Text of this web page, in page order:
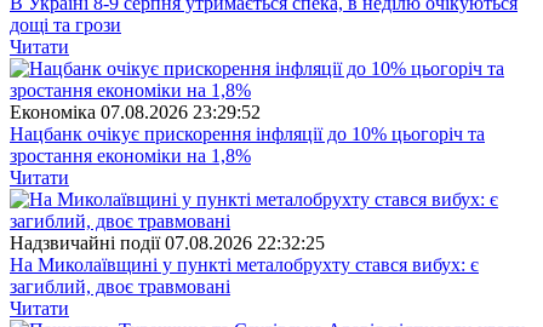
дощі та грози
Читати
Економіка 07.08.2026 23:29:52
Нацбанк очікує прискорення інфляції до 10% цьогоріч та
зростання економіки на 1,8%
Читати
Надзвичайні події 07.08.2026 22:32:25
На Миколаївщині у пункті металобрухту стався вибух: є
загиблий, двоє травмовані
Читати